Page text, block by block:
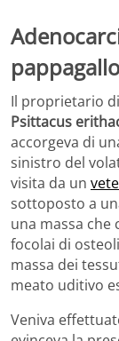
Il proprietario
Psittacus
accorgeva di
sinistro del
visita da un
sottoposto a
una massa che
focolai di
massa dei
meato uditivo
Veniva